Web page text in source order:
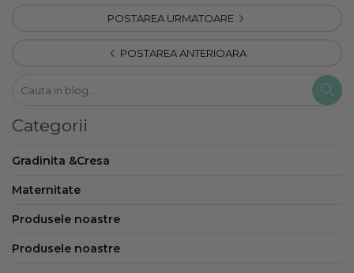
POSTAREA URMATOARE
POSTAREA ANTERIOARA
Categorii
Gradinita &Cresa
Maternitate
Produsele noastre
Produsele noastre